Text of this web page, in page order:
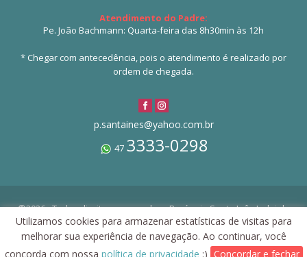
Utilizamos cookies para armazenar estatísticas de visitas para
melhorar sua experiência de navegação. Ao continuar, você
concorda com nossa política de privacidade :) Concordar e fechar
Atendimento do Padre:
Pe. João Bachmann: Quarta-feira das 8h30min às 12h
* Chegar com antecedência, pois o atendimento é realizado por
ordem de chegada.
p.santaines@yahoo.com.br
47 3333-0298
©2026 - Todos direitos reservados - Paróquia Santa Inês Indaial -
Política de Privacidade